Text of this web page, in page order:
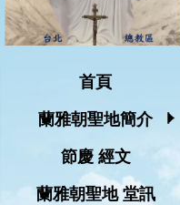
首頁
蘭雅朝聖地簡介
節慶 經文
蘭雅朝聖地 堂訊